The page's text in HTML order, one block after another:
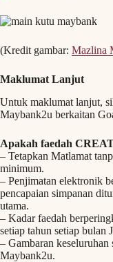
(Kredit gambar: Mazlina
Maklumat Lanjut
Untuk maklumat lanjut,
Maybank2u berkaitan
Apakah faedah
– Tetapkan Matlamat
minimum.
– Penjimatan elektronik
pencapaian simpanan
utama.
– Kadar faedah
setiap tahun setiap bulan
– Gambaran keseluruhan
Maybank2u.